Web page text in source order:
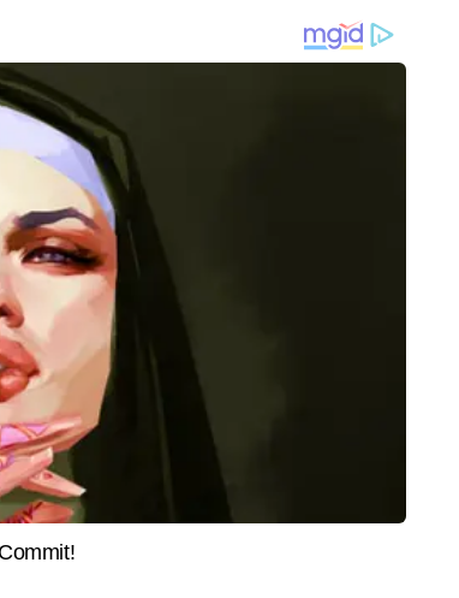
दिया है। यह आदेश प्राथमिक, माध्यमिक और उच्चतर
केवल सूरत महानगरपालिका क्षेत्र तक सीमित नहीं है, बल्कि
शिक्षण संस्थाओं पर भी लागू रहेगा। बच्चों की सुरक्षा को देखते हुए
रूप से घर से बाहर न निकलें।
का वीडियो भी वायरल हो रहा है, जिसमें वह जलभराव और खराब
Result
ऐसे
सबसे
से अधिक अनुभव का रखने वाले पत्रकार हैं। टाइम्स नाउ नवभारत
सेक्टर की गहरी समझ और लगातार फील्ड-ओरिएंटेड रिपोर्टिंग के
हैं। वे स्कूल और उच्च शिक्षा, प्रतियोगी परीक्षाएं, एडमिशन और
अलर्ट, स्किल डेवलपमेंट और युवाओं से जुड़े सामाजिक-शैक्षणिक मुद्दों पर